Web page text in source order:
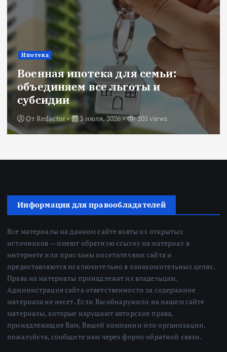
Ипотека
Военная ипотека для семьи:
объединяем все льготы и
субсидии
ОтRedactor 3 июля, 2026 205 views
Информация для правообладателей
Все материалы на данном сайте взяты из открытых
источников — имеют обратную ссылку на материал в
интернете или присланы посетителями сайта и
предоставляются исключительно в ознакомительных целях.
Права на материалы принадлежат их владельцам.
Администрация сайта ответственности за содержание
материала не несет. Если Вы обнаружили на нашем сайте
материалы, которые нарушают авторские права,
принадлежащие Вам, Вашей компании или организации,
пожалуйста, сообщите нам через форму обратной связи.